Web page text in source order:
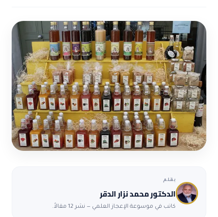
قصص للعبرة
مسلمين جدد
مقالات اسلامية
حول السنة
حول القراّن
بقلم
الدكتور محمد نزار الدقر
كاتب في موسوعة الإعجاز العلمي — نشر 12 مقالاً.